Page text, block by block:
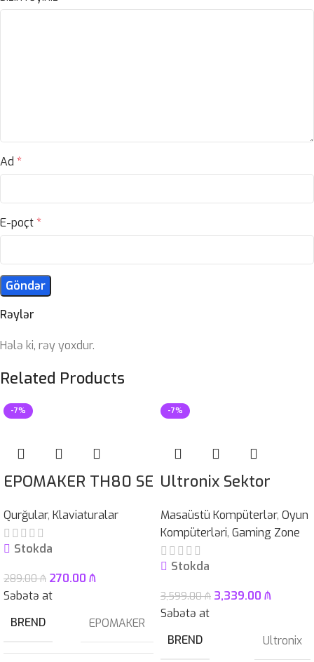
Rəylər
Hələ ki, rəy yoxdur.
Ad *
E-poçt*
Related Products
-7%
EPOMAKER TH80 SE
Qurğular, Klaviaturalar
Stokda
289.00₼ 270.00 ₼
Səbətə at
BREND
EPOMAKER
-7%
Ultronix Sektor
Masaüstü Kompüterlər, Oyun
Kompüterləri, Gaming Zone
Stokda
3,599.00₼ 3,339.00 ₼
Səbətə at
BREND
Ultronix